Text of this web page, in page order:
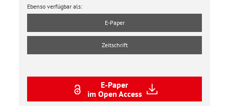
Ebenso verfügbar als:
E-Paper
Zeitschrift
E-Paper
im Open Access